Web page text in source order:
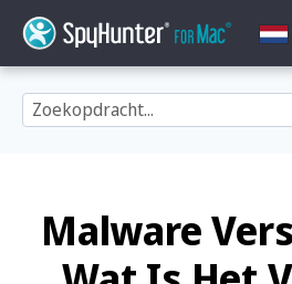
content
Malware